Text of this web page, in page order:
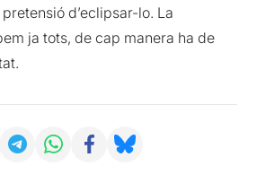
d’eclipsar-lo. La
ja tots, de cap manera ha de